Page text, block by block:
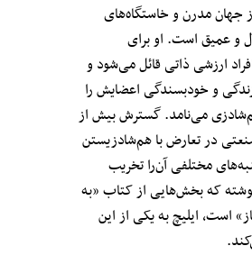
جهان مدرن و خاستگاه‌های
و عمیق است. او برای
ارزشی ذاتی قائل می‌شود و
و خودبسندگی اعضایش را
می‌نامد. گسترش بیش از
در تعارض با هم‌شادزیستن
مختلفی آن‌را تخریب
که بخش‌هایی از کتاب «به
است، ایلیچ به یکی از این